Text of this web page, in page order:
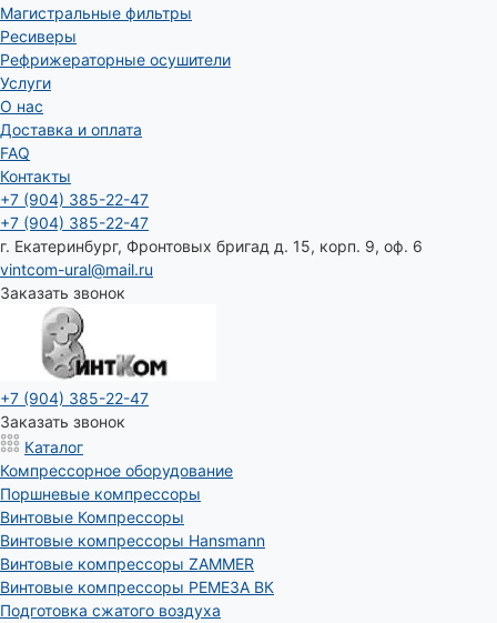
Магистральные фильтры
Ресиверы
Рефрижераторные осушители
Услуги
О нас
Доставка и оплата
FAQ
Контакты
+7 (904) 385-22-47
+7 (904) 385-22-47
г. Екатеринбург, Фронтовых бригад д. 15, корп. 9, оф. 6
vintcom-ural@mail.ru
Заказать звонок
+7 (904) 385-22-47
Заказать звонок
Каталог
Компрессорное оборудование
Поршневые компрессоры
Винтовые Компрессоры
Винтовые компрессоры Hansmann
Винтовые компрессоры ZAMMER
Винтовые компрессоры РЕМЕЗА ВК
Подготовка сжатого воздуха